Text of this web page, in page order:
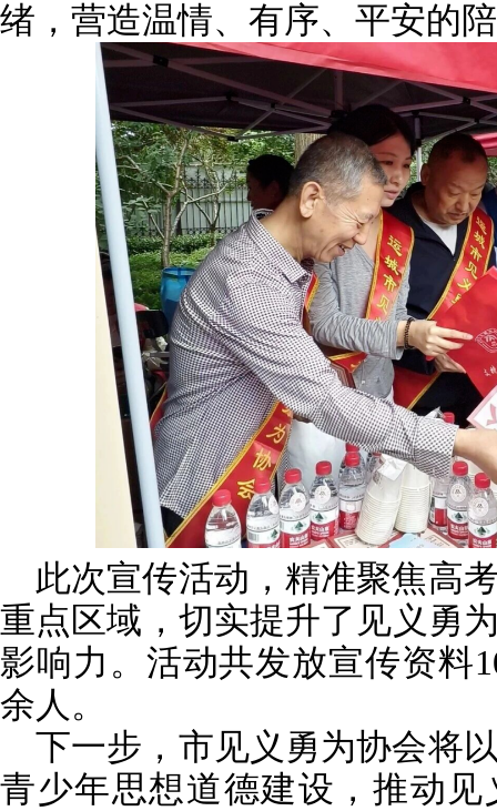
绪，营造温情、有序、平安的
此次宣传活动，精准聚焦高
重点区域，切实提升了见义勇
影响力。活动共发放宣传资料
余人。
下一步，市见义勇为协会将
青少年思想道德建设，推动